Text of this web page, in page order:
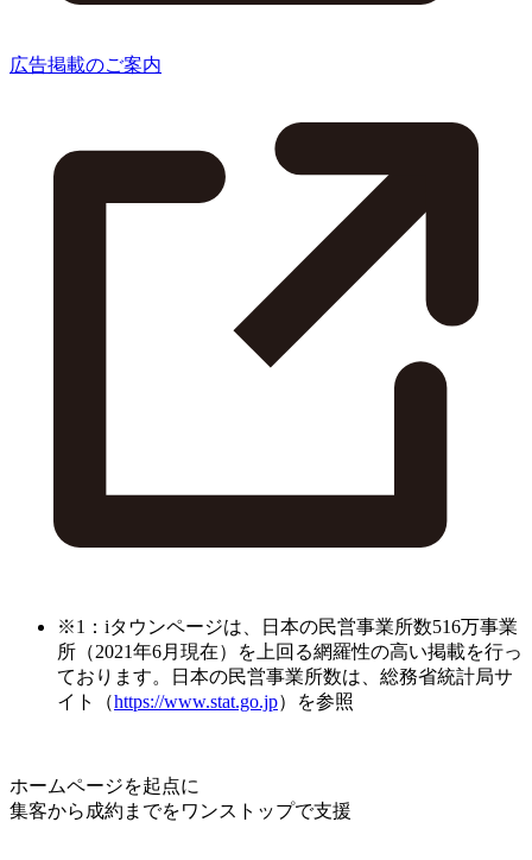
広告掲載のご案内
※1：iタウンページは、日本の民営事業所数516万事業
所（2021年6月現在）を上回る網羅性の高い掲載を行っ
ております。日本の民営事業所数は、総務省統計局サ
イト（https://www.stat.go.jp）を参照
ホームページを起点に
集客から成約までをワンストップで支援